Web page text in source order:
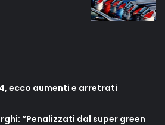
ecco aumenti e arretrati
“Penalizzati dal super green